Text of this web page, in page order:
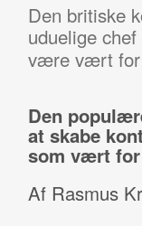
Den britiske
uduelige
være vært for
Den
at skabe
som vært for
Af Rasmus